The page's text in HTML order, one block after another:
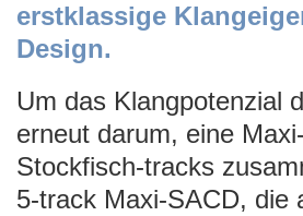
erstklassige
Design.
Um das Klangpotenzial
erneut darum, eine
Stockfisch-tracks
5-track Maxi-SACD, die